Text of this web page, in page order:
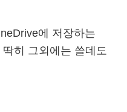
에 저장하는
히 그외에는 쓸데도